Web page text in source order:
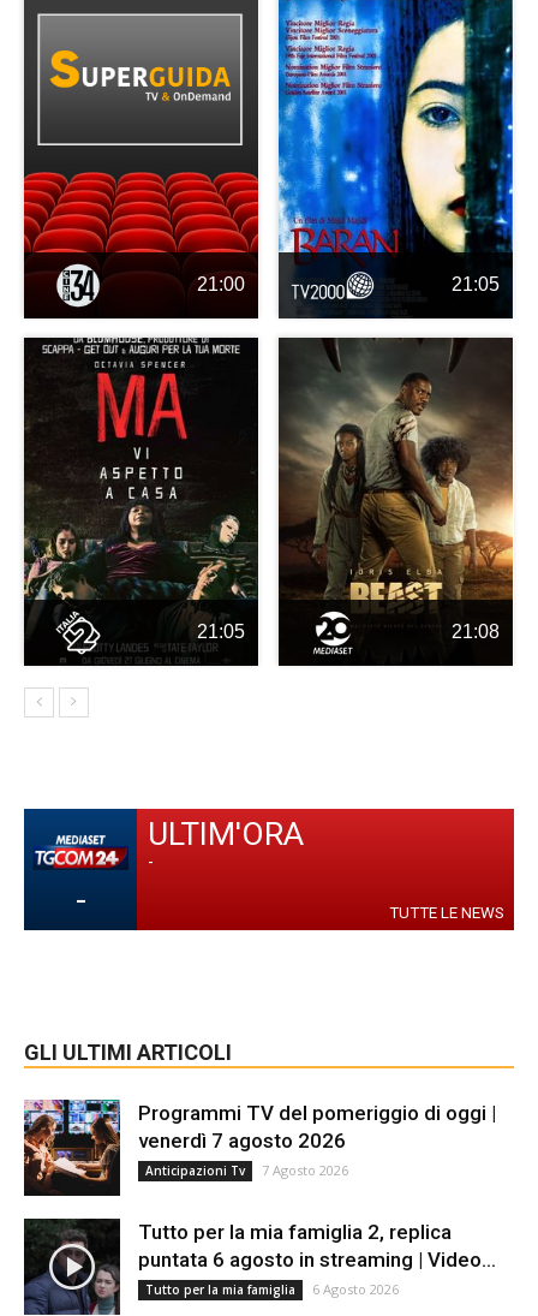
21:00 21:05
21:05 21:08
-
ULTIM'ORA
-
TUTTE LE NEWS
GLI ULTIMI ARTICOLI
Programmi TV del pomeriggio di oggi |
venerdì 7 agosto 2026
Anticipazioni Tv 7 Agosto 2026
Tutto per la mia famiglia 2, replica
puntata 6 agosto in streaming | Video...
Tutto per la mia famiglia 6 Agosto 2026